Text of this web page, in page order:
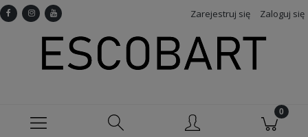
Zarejestruj się Zaloguj się